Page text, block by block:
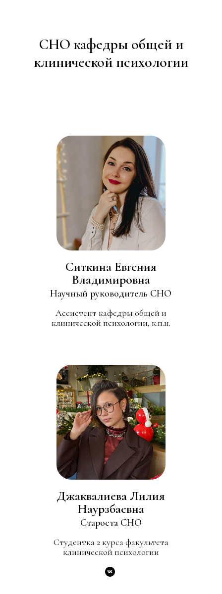
СНО кафедры общей и
клинической психологии
Ситкина Евгения
Владимировна
Научный руководитель СНО
Ассистент кафедры общей и
клинической психологии, к.п.н.
Джаквалиева Лилия
Наурзбаевна
Староста СНО
Студентка 2 курса факультета
клинической психологии